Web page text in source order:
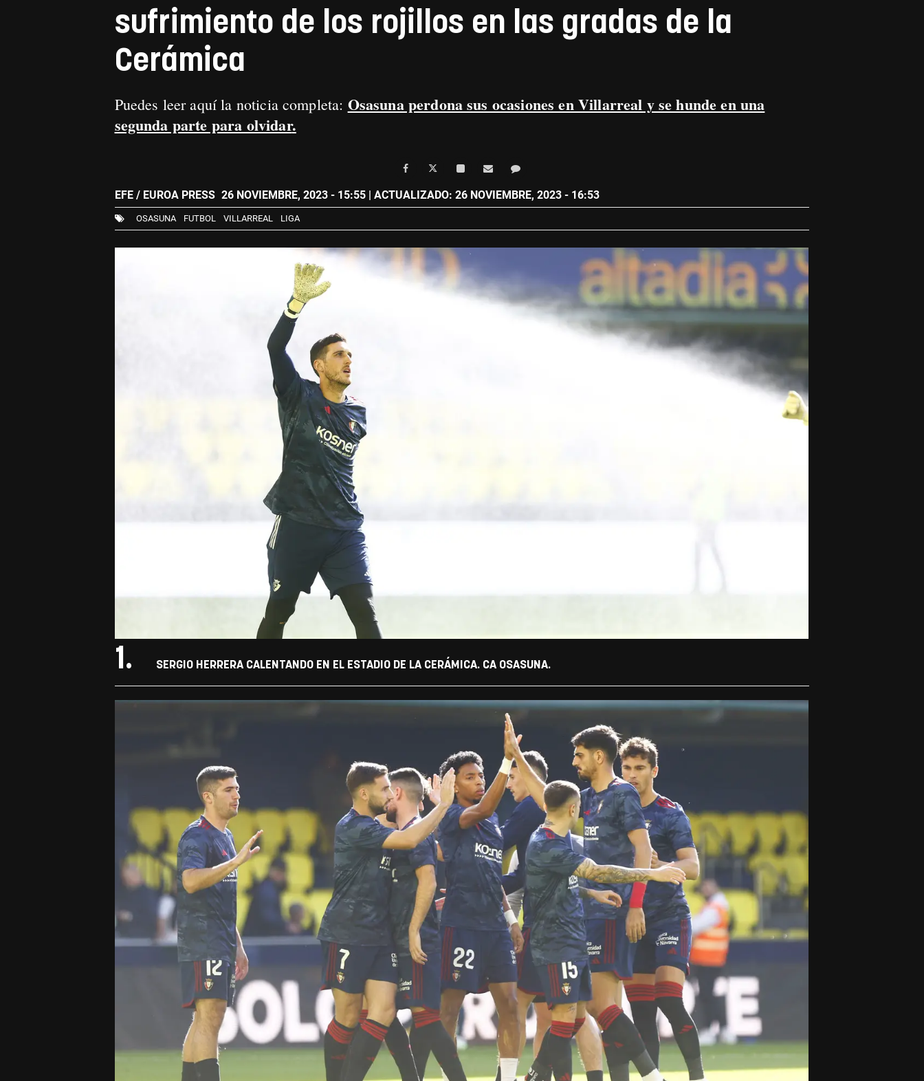
sufrimiento de los rojillos en las gradas de la
Cerámica
Puedes leer aquí la noticia completa: Osasuna perdona sus ocasiones en Villarreal y se hunde en una
segunda parte para olvidar.
EFE / EUROA PRESS 26 NOVIEMBRE, 2023 - 15:55| ACTUALIZADO: 26 NOVIEMBRE, 2023 - 16:53
OSASUNA FUTBOL VILLARREAL LIGA
1. SERGIO HERRERA CALENTANDO EN EL ESTADIO DE LA CERÁMICA. CA OSASUNA.